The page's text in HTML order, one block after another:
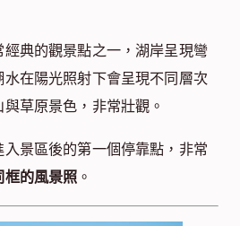
典的觀景點之一，湖岸呈現彎
在陽光照射下會呈現不同層次
草原景色，非常壯觀。
景區後的第一個停靠點，非常
框的風景照 。